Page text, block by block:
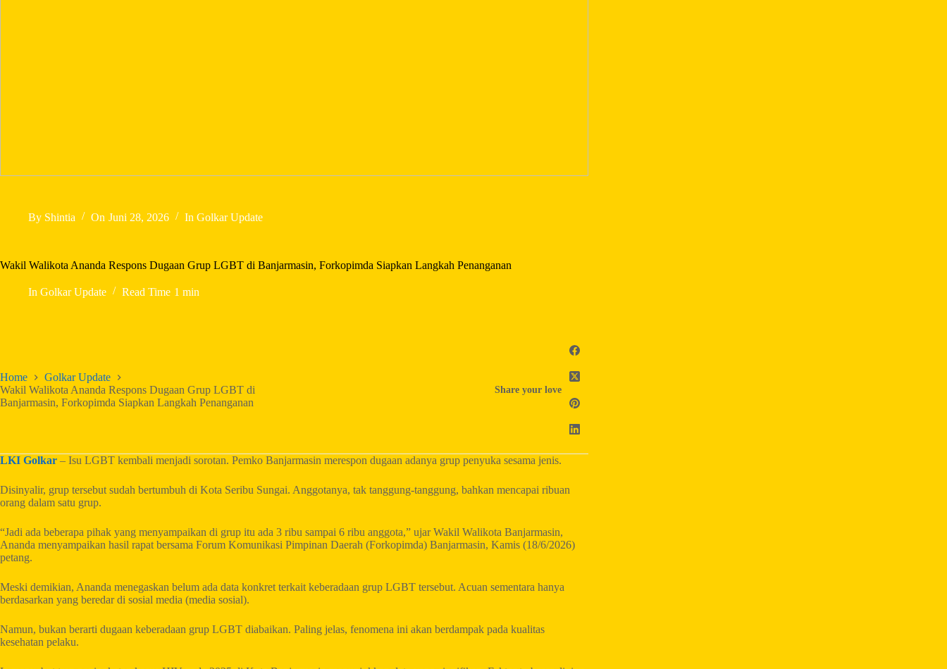
By Shintia On Juni 28, 2026 In Golkar Update
Wakil Walikota Ananda Respons Dugaan Grup LGBT di Banjarmasin, Forkopimda Siapkan Langkah Penanganan
In Golkar Update Read Time 1 min
Home
Golkar Update
Wakil Walikota Ananda Respons Dugaan Grup LGBT di
Banjarmasin, Forkopimda Siapkan Langkah Penanganan
Share your love
LKI Golkar – Isu LGBT kembali menjadi sorotan. Pemko Banjarmasin merespon dugaan adanya grup penyuka sesama jenis.
Disinyalir, grup tersebut sudah bertumbuh di Kota Seribu Sungai. Anggotanya, tak tanggung-tanggung, bahkan mencapai ribuan
orang dalam satu grup.
“Jadi ada beberapa pihak yang menyampaikan di grup itu ada 3 ribu sampai 6 ribu anggota,” ujar Wakil Walikota Banjarmasin,
Ananda menyampaikan hasil rapat bersama Forum Komunikasi Pimpinan Daerah (Forkopimda) Banjarmasin, Kamis (18/6/2026)
petang.
Meski demikian, Ananda menegaskan belum ada data konkret terkait keberadaan grup LGBT tersebut. Acuan sementara hanya
berdasarkan yang beredar di sosial media (media sosial).
Namun, bukan berarti dugaan keberadaan grup LGBT diabaikan. Paling jelas, fenomena ini akan berdampak pada kualitas
kesehatan pelaku.